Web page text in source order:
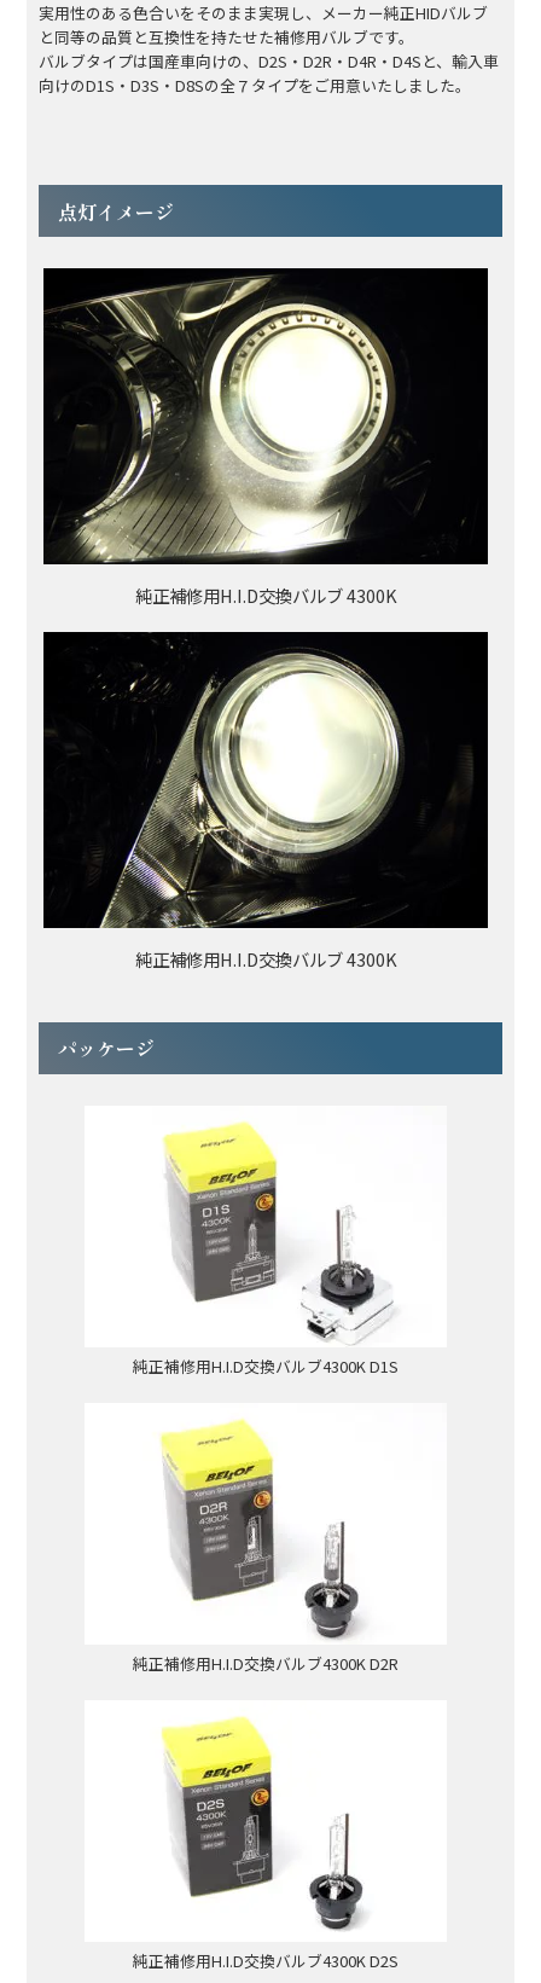
実用性のある色合いをそのまま実現し、メーカー純正HIDバルブ
と同等の品質と互換性を持たせた補修用バルブです。
バルブタイプは国産車向けの、D2S・D2R・D4R・D4Sと、輸入車
向けのD1S・D3S・D8Sの全７タイプをご用意いたしました。
点灯イメージ
純正補修用H.I.D交換バルブ 4300K
純正補修用H.I.D交換バルブ 4300K
パッケージ
純正補修用H.I.D交換バルブ4300K D1S
純正補修用H.I.D交換バルブ4300K D2R
純正補修用H.I.D交換バルブ4300K D2S